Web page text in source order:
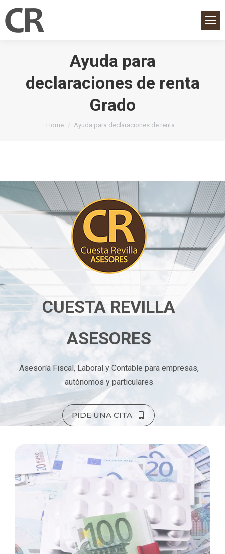
Ayuda para
declaraciones de renta
Grado
You are here:
Home Ayuda para declaraciones de renta…
CUESTA REVILLA
ASESORES
Asesoría Fiscal, Laboral y Contable para empresas,
autónomos y particulares
PIDE UNA CITA